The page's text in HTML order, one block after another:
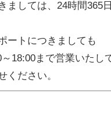
ましては、24時間365
ートにつきましても
18:00まで営業いたし
ください。